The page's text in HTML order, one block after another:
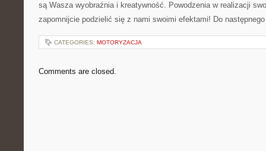
są ​Wasza ​wyobraźnia i kreatywność. Powodzenia w‌ realizacji
zapomnijcie podzielić się z nami swoimi efektami! Do następnego
CATEGORIES: MOTORYZACJA
Comments are closed.